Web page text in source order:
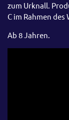
zum Urknall.
C im Rahmen des
Ab 8 Jahren.